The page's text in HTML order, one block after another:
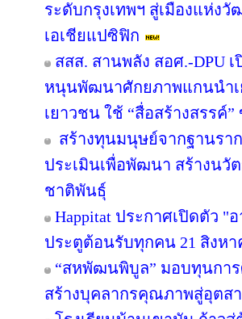
ระดับกรุงเทพฯ สู่เมืองแห่งวั
เอเชียแปซิฟิก
สสส. สานพลัง สอศ.-DPU เปิ
หนุนพัฒนาศักยภาพแกนนำเ
เยาวชน ใช้ “สื่อสร้างสรรค์
สร้างทุนมนุษย์จากฐานราก
ประเมินเพื่อพัฒนา สร้างนวั
ชาติพันธุ์
Happitat ประกาศเปิดตัว
ประตูต้อนรับทุกคน 21 สิงห
“สหพัฒนพิบูล” มอบทุนกา
สร้างบุคลากรคุณภาพสู่อุตส